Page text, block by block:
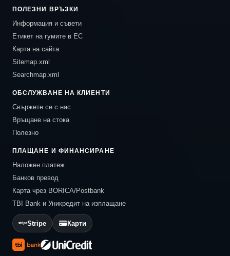
ПОЛЕЗНИ ВРЪЗКИ
Информация и съвети
Етикет на гумите в ЕС
Карта на сайта
Sitemap.xml
Searchmap.xml
ОБСЛУЖВАНЕ НА КЛИЕНТИ
Свържете се с нас
Връщане на стока
Полезно
ПЛАЩАНЕ И ФИНАНСИРАНЕ
Наложен платеж
Банков превод
Карта чрез BORICA/Postbank
TBI Bank и Уникредит на изплащане
Stripe Карти